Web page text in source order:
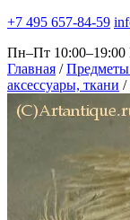
+7 495 657-84-59
Пн–Пт 10:00–19:00
Главная / Предметы
аксессуары, ткани /